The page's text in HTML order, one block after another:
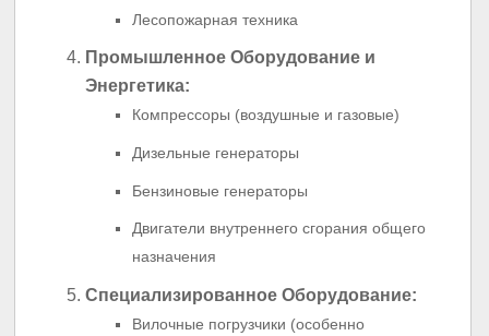
Лесопожарная техника
Промышленное Оборудование и
Энергетика:
Компрессоры (воздушные и газовые)
Дизельные генераторы
Бензиновые генераторы
Двигатели внутреннего сгорания общего
назначения
Специализированное Оборудование:
Вилочные погрузчики (особенно